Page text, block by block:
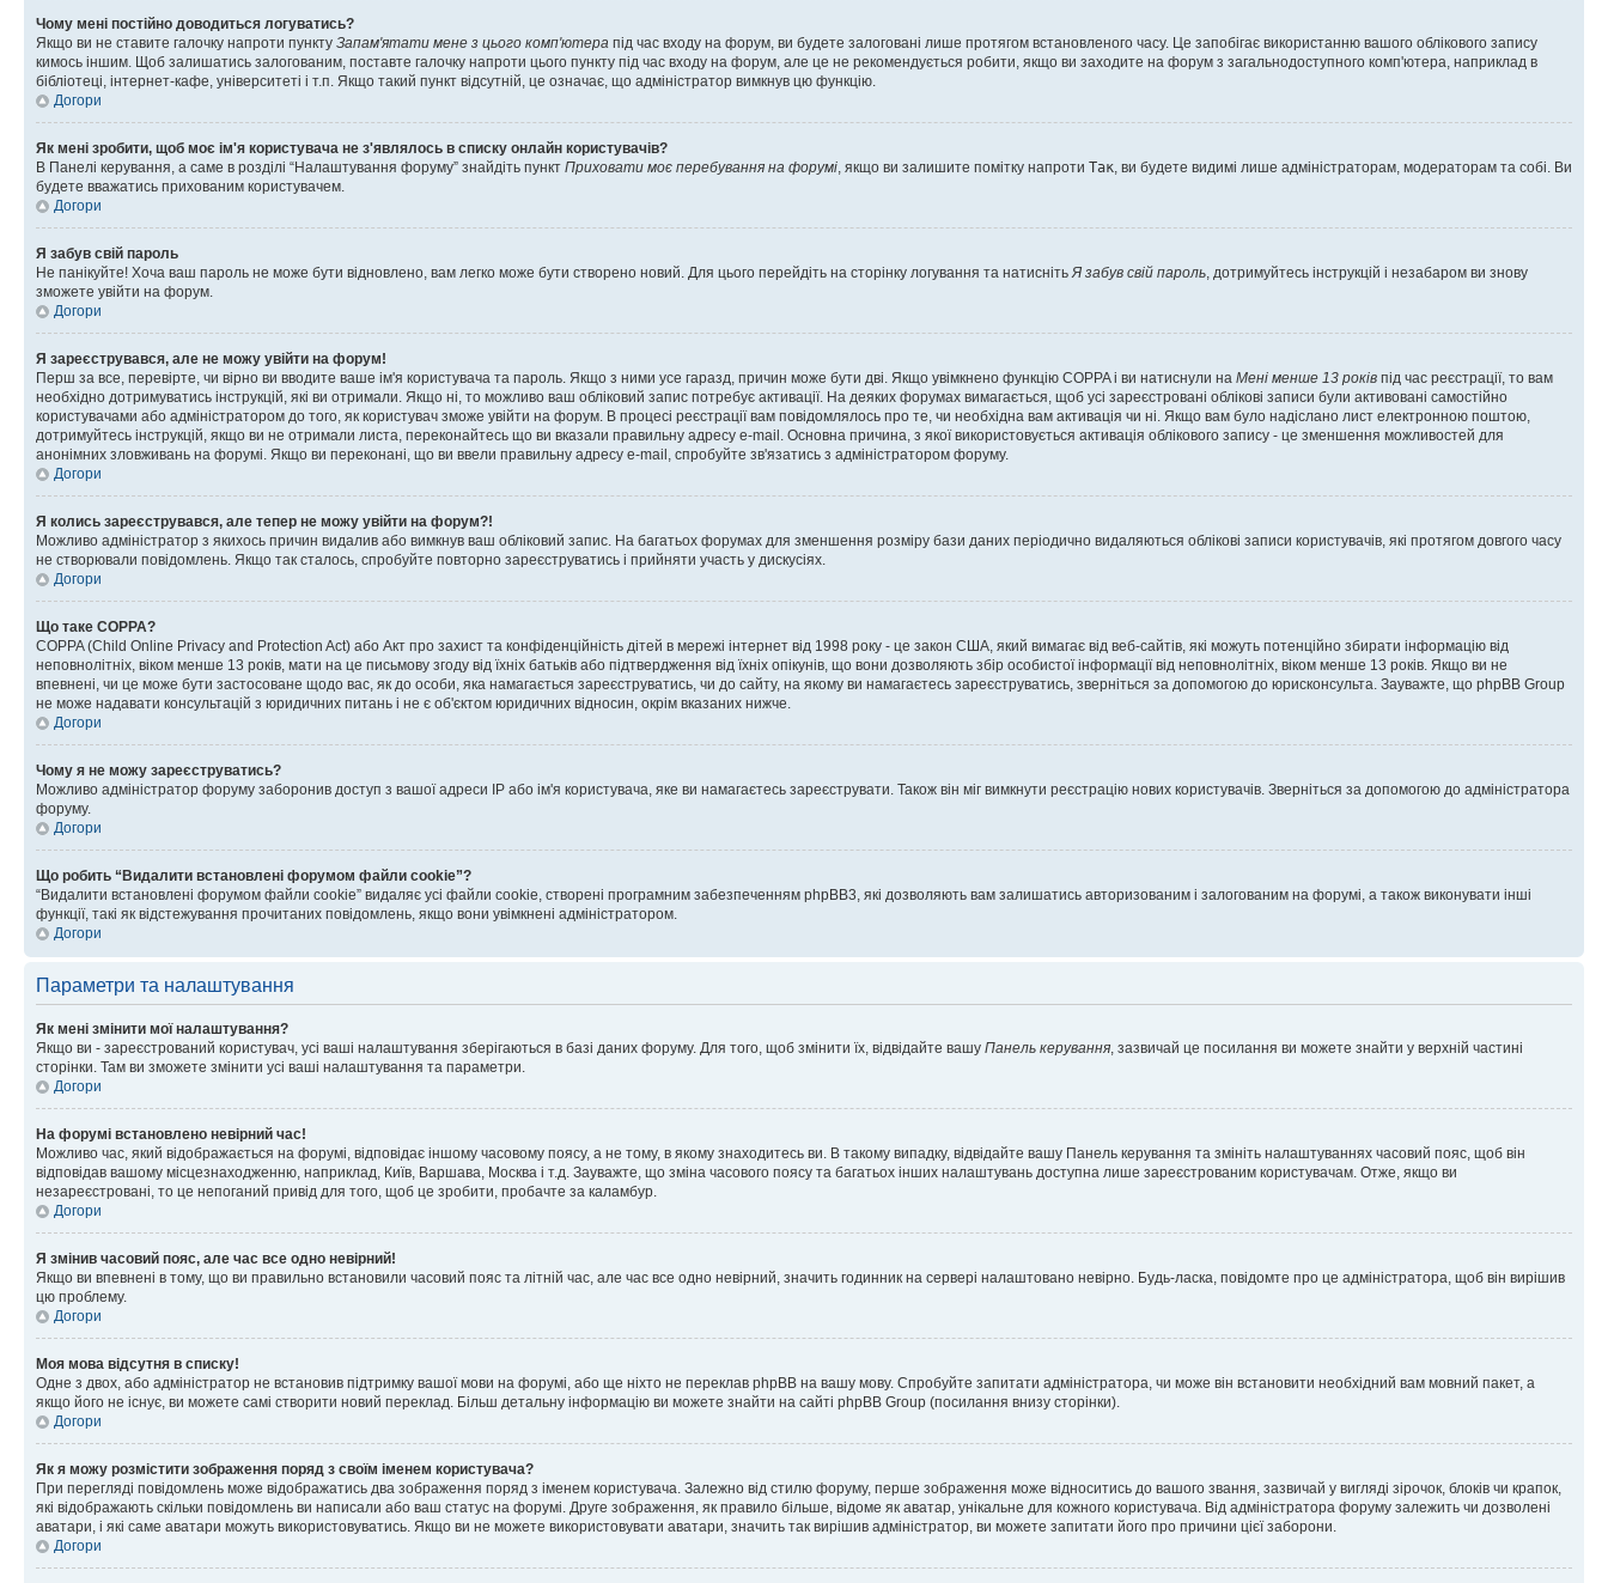
Чому мені постійно доводиться логуватись?
Якщо ви не ставите галочку напроти пункту Запам'ятати мене з цього комп'ютера під час входу на форум, ви будете залоговані лише протягом встановленого часу. Це запобігає використанню вашого облікового запису
кимось іншим. Щоб залишатись залогованим, поставте галочку напроти цього пункту під час входу на форум, але це не рекомендується робити, якщо ви заходите на форум з загальнодоступного комп'ютера, наприклад в
бібліотеці, інтернет-кафе, університеті і т.п. Якщо такий пункт відсутній, це означає, що адміністратор вимкнув цю функцію.
Догори
Як мені зробити, щоб моє ім'я користувача не з'являлось в списку онлайн користувачів?
В Панелі керування, а саме в розділі “Налаштування форуму” знайдіть пункт Приховати моє перебування на форумі , якщо ви залишите помітку напроти Так , ви будете видимі лише адміністраторам, модераторам та собі. Ви
будете вважатись прихованим користувачем.
Догори
Я забув свій пароль
Не панікуйте! Хоча ваш пароль не може бути відновлено, вам легко може бути створено новий. Для цього перейдіть на сторінку логування та натисніть Я забув свій пароль , дотримуйтесь інструкцій і незабаром ви знову
зможете увійти на форум.
Догори
Я зареєструвався, але не можу увійти на форум!
Перш за все, перевірте, чи вірно ви вводите ваше ім'я користувача та пароль. Якщо з ними усе гаразд, причин може бути дві. Якщо увімкнено функцію COPPA і ви натиснули на Мені менше 13 років під час реєстрації, то вам
необхідно дотримуватись інструкцій, які ви отримали. Якщо ні, то можливо ваш обліковий запис потребує активації. На деяких форумах вимагається, щоб усі зареєстровані облікові записи були активовані самостійно
користувачами або адміністратором до того, як користувач зможе увійти на форум. В процесі реєстрації вам повідомлялось про те, чи необхідна вам активація чи ні. Якщо вам було надіслано лист електронною поштою,
дотримуйтесь інструкцій, якщо ви не отримали листа, переконайтесь що ви вказали правильну адресу e-mail. Основна причина, з якої використовується активація облікового запису - це зменшення можливостей для
анонімних зловживань на форумі. Якщо ви переконані, що ви ввели правильну адресу e-mail, спробуйте зв'язатись з адміністратором форуму.
Догори
Я колись зареєструвався, але тепер не можу увійти на форум?!
Можливо адміністратор з якихось причин видалив або вимкнув ваш обліковий запис. На багатьох форумах для зменшення розміру бази даних періодично видаляються облікові записи користувачів, які протягом довгого часу
не створювали повідомлень. Якщо так сталось, спробуйте повторно зареєструватись і прийняти участь у дискусіях.
Догори
Що таке COPPA?
COPPA (Child Online Privacy and Protection Act) або Акт про захист та конфіденційність дітей в мережі інтернет від 1998 року - це закон США, який вимагає від веб-сайтів, які можуть потенційно збирати інформацію від
неповнолітніх, віком менше 13 років, мати на це письмову згоду від їхніх батьків або підтвердження від їхніх опікунів, що вони дозволяють збір особистої інформації від неповнолітніх, віком менше 13 років. Якщо ви не
впевнені, чи це може бути застосоване щодо вас, як до особи, яка намагається зареєструватись, чи до сайту, на якому ви намагаєтесь зареєструватись, зверніться за допомогою до юрисконсульта. Зауважте, що phpBB Group
не може надавати консультацій з юридичних питань і не є об'єктом юридичних відносин, окрім вказаних нижче.
Догори
Чому я не можу зареєструватись?
Можливо адміністратор форуму заборонив доступ з вашої адреси IP або ім'я користувача, яке ви намагаєтесь зареєструвати. Також він міг вимкнути реєстрацію нових користувачів. Зверніться за допомогою до адміністратора
форуму.
Догори
Що робить “Видалити встановлені форумом файли cookie”?
“Видалити встановлені форумом файли cookie” видаляє усі файли cookie, створені програмним забезпеченням phpBB3, які дозволяють вам залишатись авторизованим і залогованим на форумі, а також виконувати інші
функції, такі як відстежування прочитаних повідомлень, якщо вони увімкнені адміністратором.
Догори
Параметри та налаштування
Як мені змінити мої налаштування?
Якщо ви - зареєстрований користувач, усі ваші налаштування зберігаються в базі даних форуму. Для того, щоб змінити їх, відвідайте вашу Панель керування , зазвичай це посилання ви можете знайти у верхній частині
сторінки. Там ви зможете змінити усі ваші налаштування та параметри.
Догори
На форумі встановлено невірний час!
Можливо час, який відображається на форумі, відповідає іншому часовому поясу, а не тому, в якому знаходитесь ви. В такому випадку, відвідайте вашу Панель керування та змініть налаштуваннях часовий пояс, щоб він
відповідав вашому місцезнаходженню, наприклад, Київ, Варшава, Москва і т.д. Зауважте, що зміна часового поясу та багатьох інших налаштувань доступна лише зареєстрованим користувачам. Отже, якщо ви
незареєстровані, то це непоганий привід для того, щоб це зробити, пробачте за каламбур.
Догори
Я змінив часовий пояс, але час все одно невірний!
Якщо ви впевнені в тому, що ви правильно встановили часовий пояс та літній час, але час все одно невірний, значить годинник на сервері налаштовано невірно. Будь-ласка, повідомте про це адміністратора, щоб він вирішив
цю проблему.
Догори
Моя мова відсутня в списку!
Одне з двох, або адміністратор не встановив підтримку вашої мови на форумі, або ще ніхто не переклав phpBB на вашу мову. Спробуйте запитати адміністратора, чи може він встановити необхідний вам мовний пакет, а
якщо його не існує, ви можете самі створити новий переклад. Більш детальну інформацію ви можете знайти на сайті phpBB Group (посилання внизу сторінки).
Догори
Як я можу розмістити зображення поряд з своїм іменем користувача?
При перегляді повідомлень може відображатись два зображення поряд з іменем користувача. Залежно від стилю форуму, перше зображення може відноситись до вашого звання, зазвичай у вигляді зірочок, блоків чи крапок,
які відображають скільки повідомлень ви написали або ваш статус на форумі. Друге зображення, як правило більше, відоме як аватар, унікальне для кожного користувача. Від адміністратора форуму залежить чи дозволені
аватари, і які саме аватари можуть використовуватись. Якщо ви не можете використовувати аватари, значить так вирішив адміністратор, ви можете запитати його про причини цієї заборони.
Догори